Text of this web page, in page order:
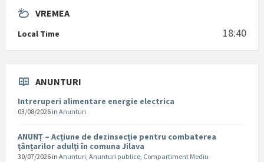
VREMEA
Local Time 18:40
ANUNTURI
Intreruperi alimentare energie electrica
03/08/2026 in Anunturi
ANUNȚ – Acțiune de dezinsecție pentru combaterea
țânțarilor adulți în comuna Jilava
30/07/2026 in Anunturi, Anunturi publice, Compartiment Mediu